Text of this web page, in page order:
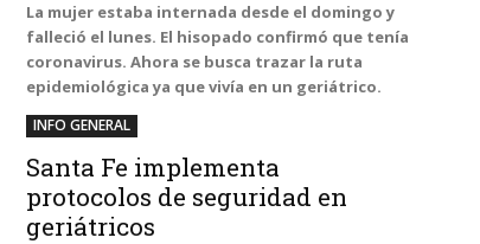
La mujer estaba internada desde el domingo y
falleció el lunes. El hisopado confirmó que tenía
coronavirus. Ahora se busca trazar la ruta
epidemiológica ya que vivía en un geriátrico.
INFO GENERAL
Santa Fe implementa
protocolos de seguridad en
geriátricos